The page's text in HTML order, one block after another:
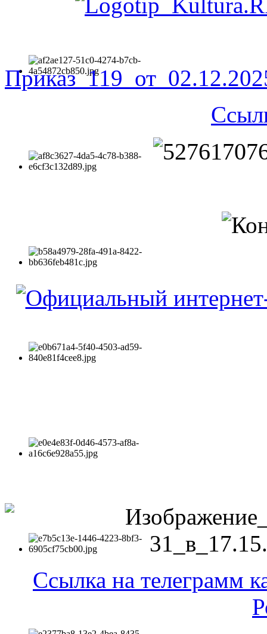
Ссылка на телеграмм